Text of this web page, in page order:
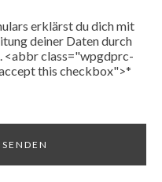
erklärst du dich mit
deiner Daten durch
<abbr class="wpgdprc-
this checkbox">*